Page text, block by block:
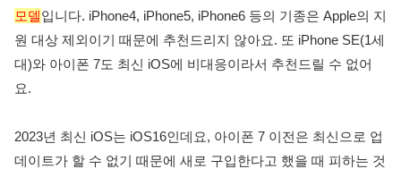
모델입니다. iPhone4, iPhone5, iPhone6 등의 기종은 Apple의 지
원 대상 제외이기 때문에 추천드리지 않아요. 또 iPhone SE(1세
대)와 아이폰 7도 최신 iOS에 비대응이라서 추천드릴 수 없어
요.
2023년 최신 iOS는 iOS16인데요, 아이폰 7 이전은 최신으로 업
데이트가 할 수 없기 때문에 새로 구입한다고 했을 때 피하는 것